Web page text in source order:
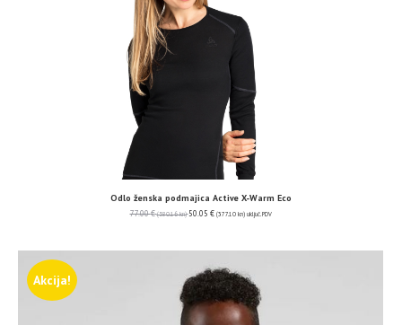
Odlo ženska podmajica Active X-Warm Eco
77.00€ (580.16 kn) 50.05 € (377.10 kn) uključ. PDV
Akcija!